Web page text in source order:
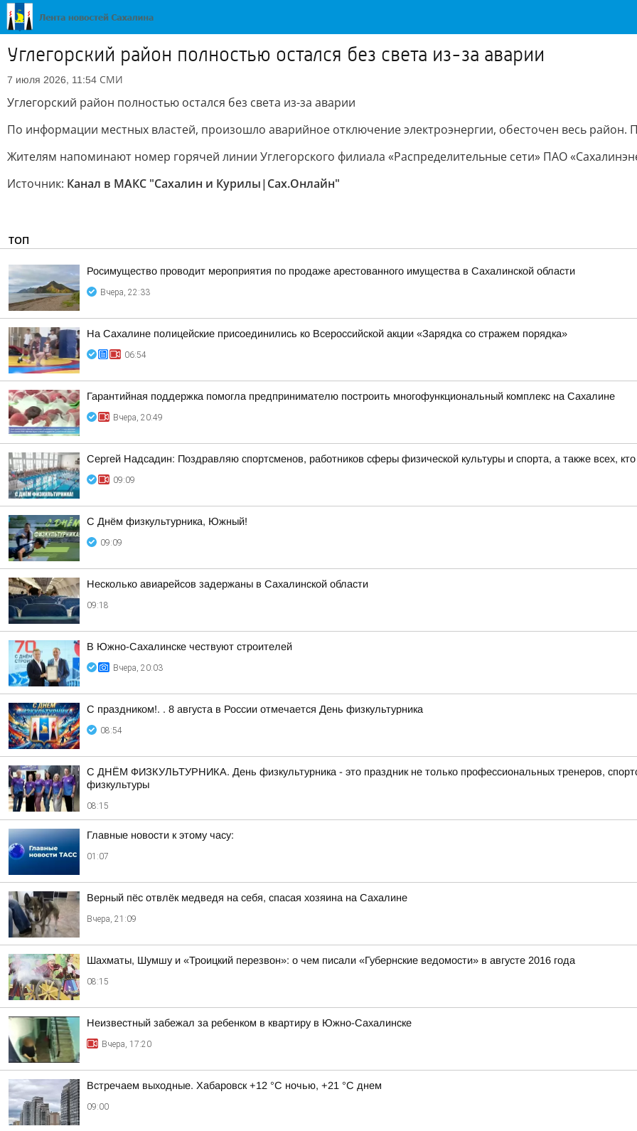
Углегорский район полностью остался без света из-за аварии
7 июля 2026, 11:54 СМИ
Углегорский район полностью остался без света из-за аварии
По информации местных властей, произошло аварийное отключение электроэнергии, обесточен весь
Жителям напоминают номер горячей линии Углегорского филиала «Распределительные сети» ПАО
Источник: Канал в МАКС "Сахалин и Курилы|Сах.Онлайн"
ТОП
Росимущество проводит мероприятия по продаже арестованного имущества в Сахалинской области
Вчера, 22:33
На Сахалине полицейские присоединились ко Всероссийской акции «Зарядка со стражем порядка»
06:54
Гарантийная поддержка помогла предпринимателю построить многофункциональный комплекс на Сахалине
Вчера, 20:49
Сергей Надсадин: Поздравляю спортсменов, работников сферы физической культуры и спорта, а также всех,
09:09
С Днём физкультурника, Южный!
09:09
Несколько авиарейсов задержаны в Сахалинской области
09:18
В Южно-Сахалинске чествуют строителей
Вчера, 20:03
С праздником!. . 8 августа в России отмечается День физкультурника
08:54
С ДНЁМ ФИЗКУЛЬТУРНИКА. День физкультурника - это праздник не только профессиональных тренеров,
физкультуры
08:15
Главные новости к этому часу:
01:07
Верный пёс отвлёк медведя на себя, спасая хозяина на Сахалине
Вчера, 21:09
Шахматы, Шумшу и «Троицкий перезвон»: о чем писали «Губернские ведомости» в августе 2016 года
08:15
Неизвестный забежал за ребенком в квартиру в Южно-Сахалинске
Вчера, 17:20
Встречаем выходные. Хабаровск +12 °C ночью, +21 °C днем
09:00